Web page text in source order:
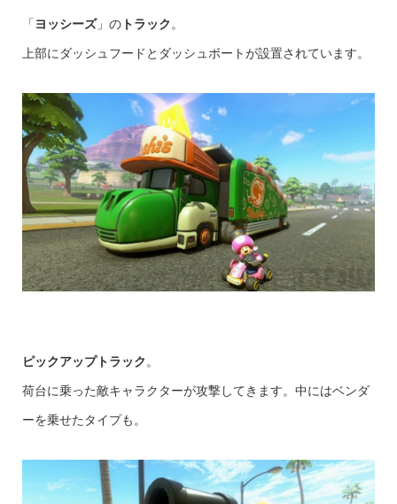
「 ヨッシーズ」のトラック 。
上部にダッシュフードとダッシュボートが設置されています。
ピックアップトラック 。
荷台に乗った敵キャラクターが攻撃してきます。中にはベンダ
ーを乗せたタイプも。